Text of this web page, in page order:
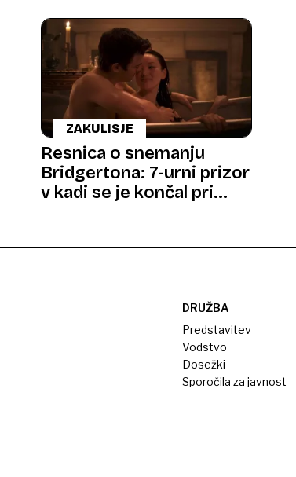
ZAKULISJE
Resnica o snemanju
Bridgertona: 7-urni prizor
v kadi se je končal pri
DRUŽBA
Predstavitev
Vodstvo
Dosežki
Sporočila za javnost